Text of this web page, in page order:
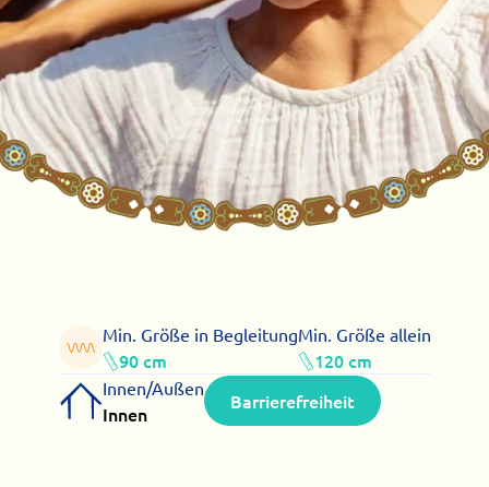
Min. Größe in Begleitung
90 cm
Min. Größe allein
120 cm
Innen/Außen
Innen
Barrierefreiheit